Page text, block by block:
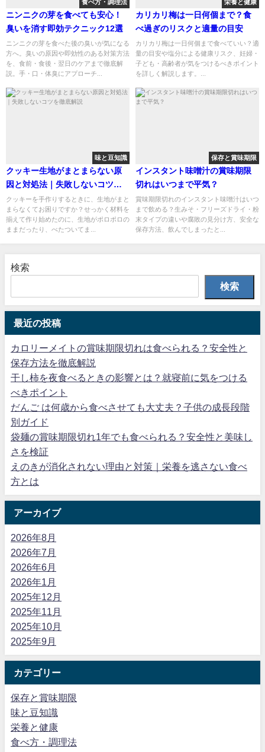
食べ方・調理法
ニンニクの芽を食べても安心！
臭いを消す即効テクニック12選
ニンニクの芽を食べた後の臭いが気になる
方へ。臭いの原因や即効性のある対策方法
を、食前・食後・翌日のケアまで徹底解
説。手・口・体臭にアプローチ...
栄養と健康
カリカリ梅は一日何個まで？食
べ過ぎのリスクと適量の目安
カリカリ梅は一日何個まで食べていい？適
量の目安や塩分による健康リスク、妊婦・
子ども・高齢者が気をつけるべきポイント
を詳しく解説します。...
味と豆知識
クッキー生地がまとまらない原
因と対処法｜失敗しないコツを
徹底解説
クッキーを手作りするときに、生地がまと
まらなくてお困りですか？せっかく材料を
揃えて作り始めたのに、生地がポロポロの
ままだったり、べたついてま...
保存と賞味期限
インスタント味噌汁の賞味期限
切れはいつまで平気？
賞味期限切れのインスタント味噌汁はいつ
まで飲める？生みそ・フリーズドライ・粉
末タイプの違いや腐敗の見分け方、安全な
保存方法、飲んでしまったと...
検索
検索
最近の投稿
カロリーメイトの賞味期限切れは食べられる？安全性と
保存方法を徹底解説
干し柿を夜食べるときの影響とは？就寝前に気をつける
べきポイント
だんご は何歳から食べさせても大丈夫？子供の成長段階
別ガイド
袋麺の賞味期限切れ1年でも食べられる？安全性と美味し
さを検証
えのきが消化されない理由と対策｜栄養を逃さない食べ
方とは
アーカイブ
2026年8月
2026年7月
2026年6月
2026年1月
2025年12月
2025年11月
2025年10月
2025年9月
カテゴリー
保存と賞味期限
味と豆知識
栄養と健康
食べ方・調理法